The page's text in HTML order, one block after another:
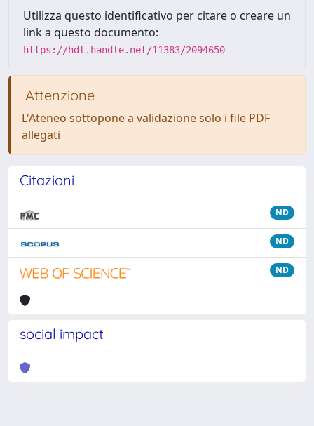
Utilizza questo identificativo per citare o creare un
link a questo documento:
https://hdl.handle.net/11383/2094650
Attenzione
L'Ateneo sottopone a validazione solo i file PDF
allegati
Citazioni
ND
ND
ND
social impact